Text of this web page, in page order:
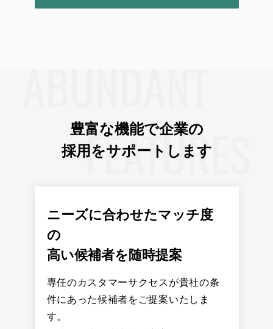
FEATURES
豊富な機能で企業の
採用をサポートします
ニーズに合わせたマッチ度
の
高い候補者を随時提案
専任のカスタマーサクセスが貴社の条
件にあった候補者をご提案いたしま
す。